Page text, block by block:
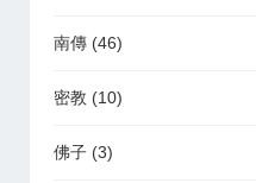
南傳 (46)
密教 (10)
佛子 (3)